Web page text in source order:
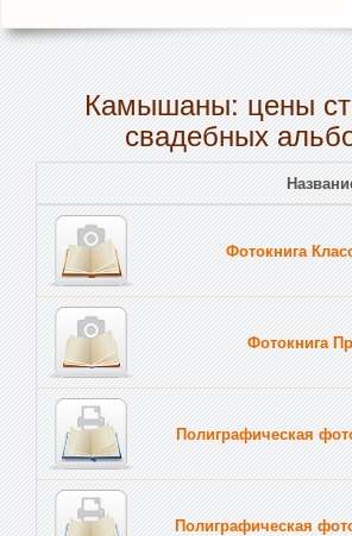
Камышаны: цены
свадебных
Фотокнига
Фотокнига
Полиграфическая
Полиграфическая